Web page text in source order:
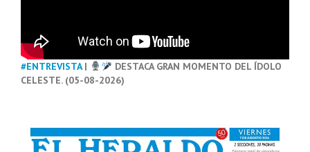
#ENTREVISTA|
DESTACA GRAN MOMENTO DEL ÍDOLO
CELESTE. (05-08-2026)